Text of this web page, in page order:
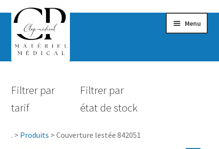
Menu
Hygiène
Filtrer par
tarif
Filtrer par
état de stock
. > Produits > Couverture lestée 842051